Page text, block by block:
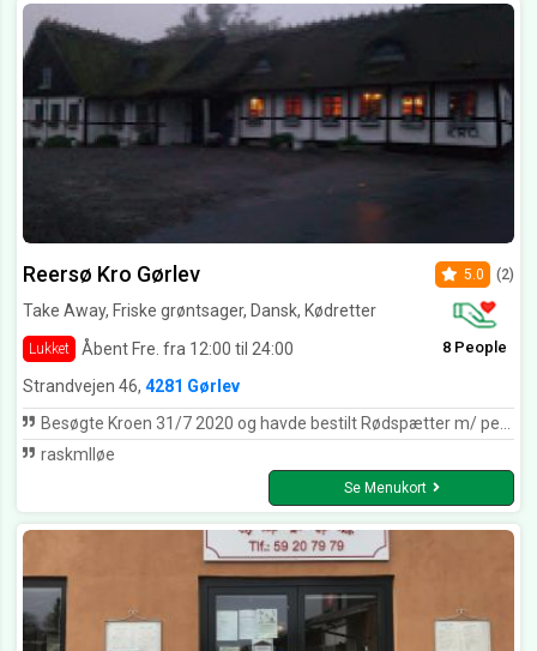
Reersø Kro Gørlev
Take Away, Friske grøntsager, Dansk, Kødretter
Lukket Åbent Fre. fra 12:00 til 24:00
5.0 (2)
8 People
Strandvejen 46, 4281 Gørlev
Besøgte Kroen 31/7 2020 og havde bestilt Rødspætter m/ persillesovs- det var virkelig lækkert , en god oplevelse i hyggelige omgivelser !
raskmlløe
Se Menukort